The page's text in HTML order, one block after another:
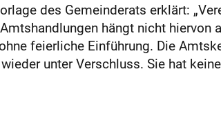
des Gemeinderats erklärt:
hängt nicht hiervon
feierliche Einführung. Die
unter Verschluss. Sie hat